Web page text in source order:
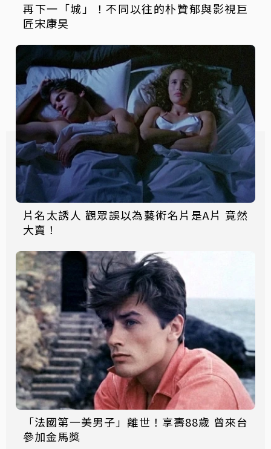
再下一「城」！不同以往的朴贊郁與影視巨
匠宋康昊
片名太誘人 觀眾誤以為藝術名片是A片 竟然
大賣！
「法國第一美男子」離世！享壽88歲 曾來台
參加金馬獎